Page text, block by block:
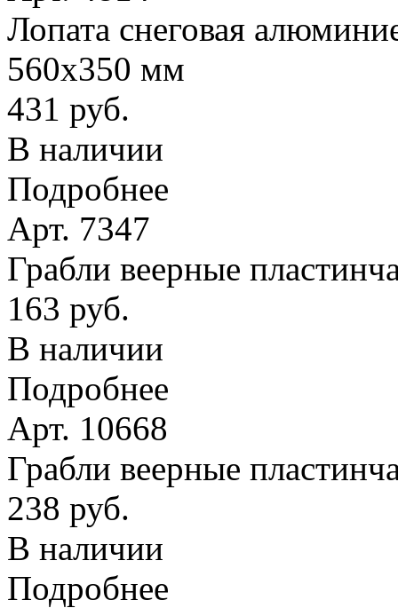
Лопата снеговая
560х350 мм
431 руб.
В наличии
Подробнее
Арт. 7347
Грабли веерные
163 руб.
В наличии
Подробнее
Арт. 10668
Грабли веерные
238 руб.
В наличии
Подробнее